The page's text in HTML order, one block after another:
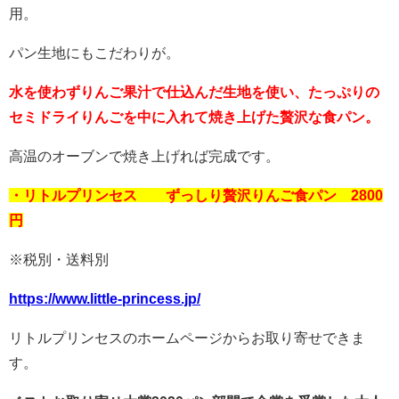
用。
パン生地にもこだわりが。
水を使わずりんご果汁で仕込んだ生地を使い、たっぷりの
セミドライりんごを中に入れて焼き上げた贅沢な食パン。
高温のオーブンで焼き上げれば完成です。
・リトルプリンセス ずっしり贅沢りんご食パン 2800
円
※税別・送料別
https://www.little-princess.jp/
リトルプリンセスのホームページからお取り寄せできま
す。